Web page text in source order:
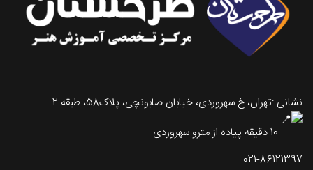
نشانی :تهران، خ سهروردی، خیابان صابونچی، پلاک58، طبقه 2
021-86121397